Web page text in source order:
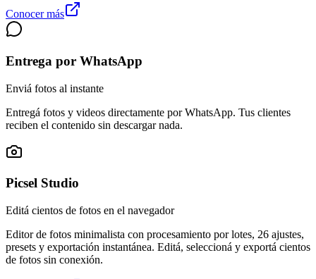
Conocer más
Entrega por WhatsApp
Enviá fotos al instante
Entregá fotos y videos directamente por WhatsApp. Tus clientes
reciben el contenido sin descargar nada.
Picsel Studio
Editá cientos de fotos en el navegador
Editor de fotos minimalista con procesamiento por lotes, 26 ajustes,
presets y exportación instantánea. Editá, seleccioná y exportá cientos
de fotos sin conexión.